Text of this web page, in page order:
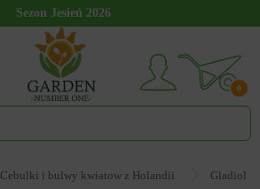
Sezon Jesień 2026
0
Cebulki i bulwy kwiatow z Holandii